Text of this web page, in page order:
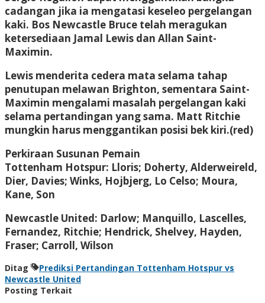
cadangan jika ia mengatasi keseleo pergelangan
kaki. Bos Newcastle Bruce telah meragukan
ketersediaan Jamal Lewis dan Allan Saint-
Maximin.
Lewis menderita cedera mata selama tahap
penutupan melawan Brighton, sementara Saint-
Maximin mengalami masalah pergelangan kaki
selama pertandingan yang sama. Matt Ritchie
mungkin harus menggantikan posisi bek kiri.(red)
Perkiraan Susunan Pemain
Tottenham Hotspur: Lloris; Doherty, Alderweireld,
Dier, Davies; Winks, Hojbjerg, Lo Celso; Moura,
Kane, Son
Newcastle United: Darlow; Manquillo, Lascelles,
Fernandez, Ritchie; Hendrick, Shelvey, Hayden,
Fraser; Carroll, Wilson
Ditag
Prediksi Pertandingan Tottenham Hotspur vs
Newcastle United
Posting Terkait